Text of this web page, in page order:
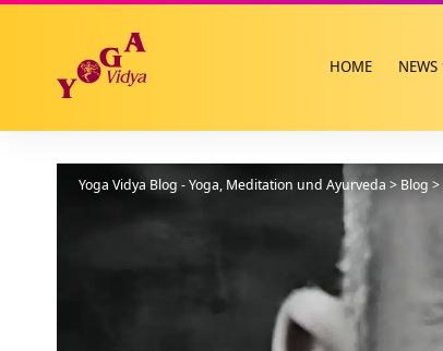
HOME NEWS
Yoga Vidya Blog - Yoga, Meditation und Ayurveda > Blog >